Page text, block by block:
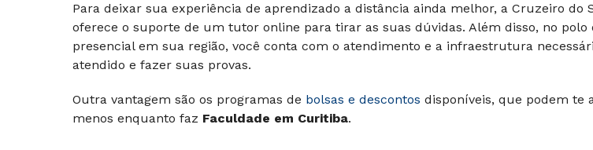
Para deixar sua experiência de aprendizado a distância ainda melhor, a Cruzeiro do
oferece o suporte de um tutor online para tirar as suas dúvidas. Além disso, no polo
presencial em sua região, você conta com o atendimento e a infraestrutura
atendido e fazer suas provas.
Outra vantagem são os programas de bolsas e descontos disponíveis, que podem te
menos enquanto faz Faculdade em Curitiba.